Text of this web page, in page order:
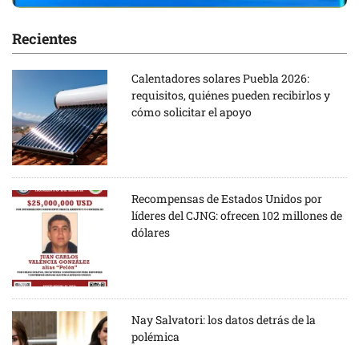
Recientes
Calentadores solares Puebla 2026:
requisitos, quiénes pueden recibirlos y
cómo solicitar el apoyo
Recompensas de Estados Unidos por
líderes del CJNG: ofrecen 102 millones de
dólares
Nay Salvatori: los datos detrás de la
polémica